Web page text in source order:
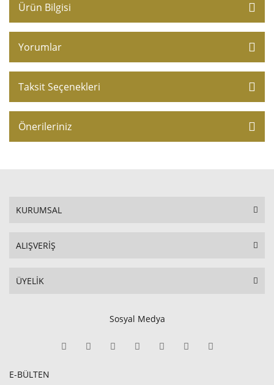
Ürün Bilgisi
Yorumlar
Taksit Seçenekleri
Önerileriniz
KURUMSAL
ALIŞVERİŞ
ÜYELİK
Sosyal Medya
E-BÜLTEN